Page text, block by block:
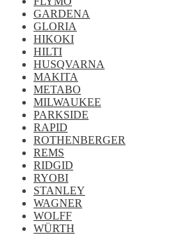
GARDENA
GLORIA
HIKOKI
HILTI
HUSQVARNA
MAKITA
METABO
MILWAUKEE
PARKSIDE
RAPID
ROTHENBERGER
REMS
RIDGID
RYOBI
STANLEY
WAGNER
WOLFF
WÜRTH